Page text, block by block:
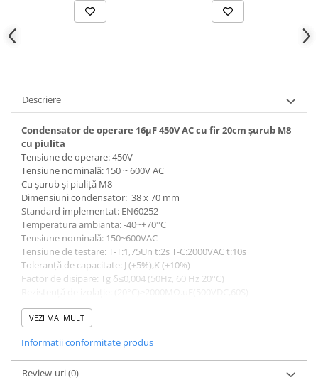
Descriere
Condensator de operare 16μF 450V AC cu fir 20cm șurub M8
cu piulita
Tensiune de operare: 450V
Tensiune nominală: 150 ~ 600V AC
Cu șurub și piuliță M8
Dimensiuni condensator: 38 x 70 mm
Standard implementat: EN60252
Temperatura ambianta: -40~+70°C
Tensiune nominală: 150~600VAC
Tensiune de testare: T-T:1,75Un t:2s T-C:2000VAC t:10s
Toleranță de capacitate: J (±5%),K (±10%)
Factor de disipare: Tg δ≤0,004 (50Hz, 60 Hz 20°C)
Clasa de protectie de siguranta: P0/P2
VEZI MAI MULT
Informatii conformitate produs
Review-uri(0)